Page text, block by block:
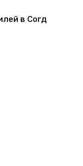
в Согд